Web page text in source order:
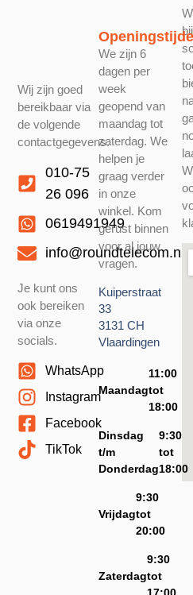
Wij zijn goed
bereikbaar via
de volgende
contactgegevens.
010-75
26 096
0619491949
info@roundtelecom.nl
Je kunt ons
ook bereiken
via onze
socials.
WhatsApp
Instagram
Facebook
TikTok
We zijn 6
dagen per
week
geopend van
maandag tot
zaterdag. We
helpen je
graag verder
in onze
winkel. Kom
gerust binnen
voor al jouw
vragen.
Kuiperstraat
33
3131 CH
Vlaardingen
Maandag
11:00
tot
18:00
Dinsdag
t/m
Donderdag
9:30
tot
18:00
Vrijdag
9:30
tot
20:00
Zaterdag
9:30
tot